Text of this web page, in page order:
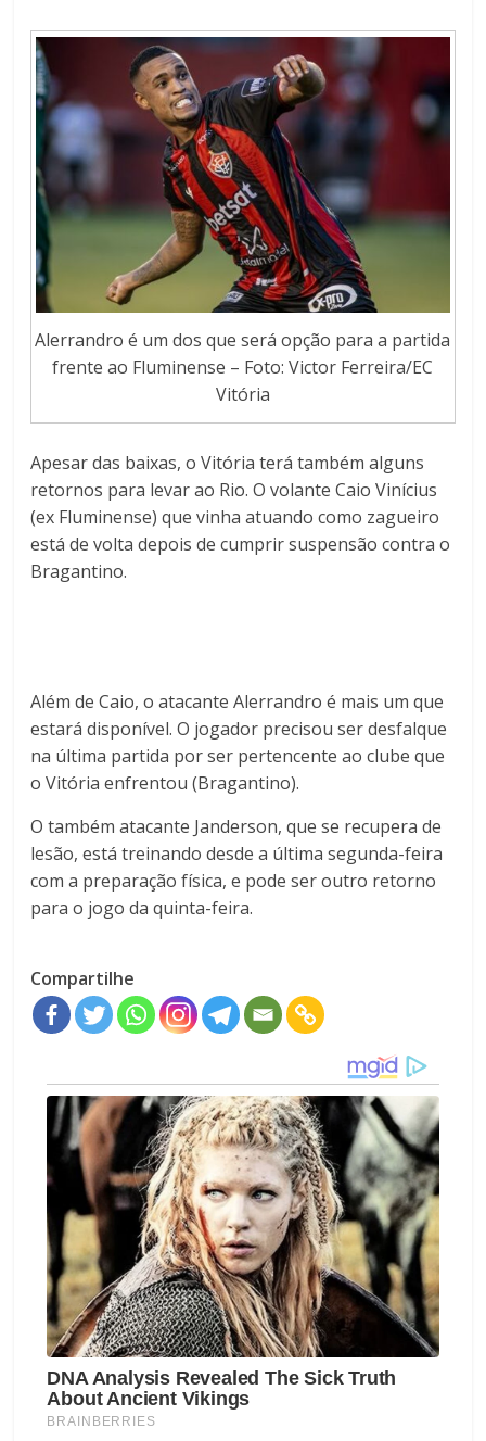
Alerrandro é um dos que será opção para a partida
frente ao Fluminense – Foto: Victor Ferreira/EC
Vitória
Apesar das baixas, o Vitória terá também alguns
retornos para levar ao Rio. O volante Caio Vinícius
(ex Fluminense) que vinha atuando como zagueiro
está de volta depois de cumprir suspensão contra o
Bragantino.
Além de Caio, o atacante Alerrandro é mais um que
estará disponível. O jogador precisou ser desfalque
na última partida por ser pertencente ao clube que
o Vitória enfrentou (Bragantino).
O também atacante Janderson, que se recupera de
lesão, está treinando desde a última segunda-feira
com a preparação física, e pode ser outro retorno
para o jogo da quinta-feira.
Compartilhe